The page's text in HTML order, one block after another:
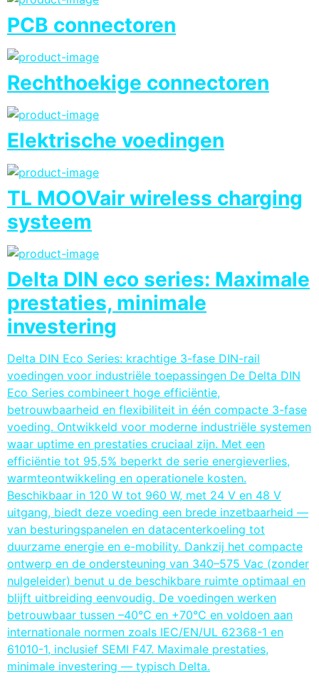
PCB connectoren
Rechthoekige connectoren
Elektrische voedingen
TL MOOVair wireless charging
systeem
Delta DIN eco series: Maximale
prestaties, minimale
investering
Delta DIN Eco Series: krachtige 3-fase DIN-rail
voedingen voor industriële toepassingen De Delta DIN
Eco Series combineert hoge efficiëntie,
betrouwbaarheid en flexibiliteit in één compacte 3-fase
voeding. Ontwikkeld voor moderne industriële systemen
waar uptime en prestaties cruciaal zijn. Met een
efficiëntie tot 95,5% beperkt de serie energieverlies,
warmteontwikkeling en operationele kosten.
Beschikbaar in 120 W tot 960 W, met 24 V en 48 V
uitgang, biedt deze voeding een brede inzetbaarheid —
van besturingspanelen en datacenterkoeling tot
duurzame energie en e-mobility. Dankzij het compacte
ontwerp en de ondersteuning van 340–575 Vac (zonder
nulgeleider) benut u de beschikbare ruimte optimaal en
blijft uitbreiding eenvoudig. De voedingen werken
betrouwbaar tussen –40°C en +70°C en voldoen aan
internationale normen zoals IEC/EN/UL 62368-1 en
61010-1, inclusief SEMI F47. Maximale prestaties,
minimale investering — typisch Delta.